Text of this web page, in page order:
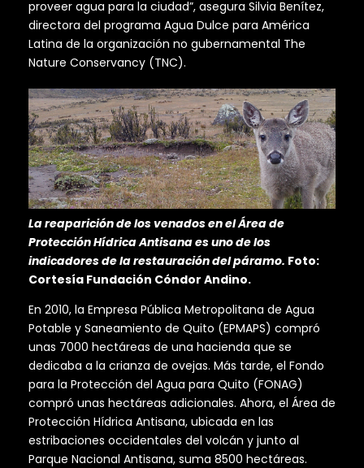
proveer agua para la ciudad”, asegura Silvia Benítez,
directora del programa Agua Dulce para América
Latina de la organización no gubernamental The
Nature Conservancy (TNC).
La reaparición de los venados en el Área de
Protección Hídrica Antisana es uno de los
indicadores de la restauración del páramo. Foto:
Cortesía Fundación Cóndor Andino.
En 2010, la Empresa Pública Metropolitana de Agua
Potable y Saneamiento de Quito (EPMAPS) compró
unas 7000 hectáreas de una hacienda que se
dedicaba a la crianza de ovejas. Más tarde, el Fondo
para la Protección del Agua para Quito (FONAG)
compró unas hectáreas adicionales. Ahora, el Área de
Protección Hídrica Antisana, ubicada en las
estribaciones occidentales del volcán y junto al
Parque Nacional Antisana, suma 8500 hectáreas.